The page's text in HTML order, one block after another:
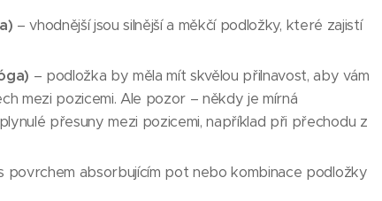
– vhodnější jsou silnější a měkčí podložky, které zajistí
– podložka by měla mít skvělou přilnavost, aby vám
mezi pozicemi. Ale pozor – někdy je mírná
přesuny mezi pozicemi, například při přechodu z
povrchem absorbujícím pot nebo kombinace podložky